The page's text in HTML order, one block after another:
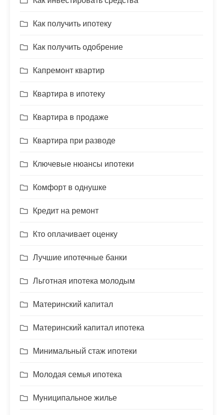
Как получить ипотеку
Как получить одобрение
Капремонт квартир
Квартира в ипотеку
Квартира в продаже
Квартира при разводе
Ключевые нюансы ипотеки
Комфорт в однушке
Кредит на ремонт
Кто оплачивает оценку
Лучшие ипотечные банки
Льготная ипотека молодым
Материнский капитал
Материнский капитал ипотека
Минимальный стаж ипотеки
Молодая семья ипотека
Муниципальное жилье